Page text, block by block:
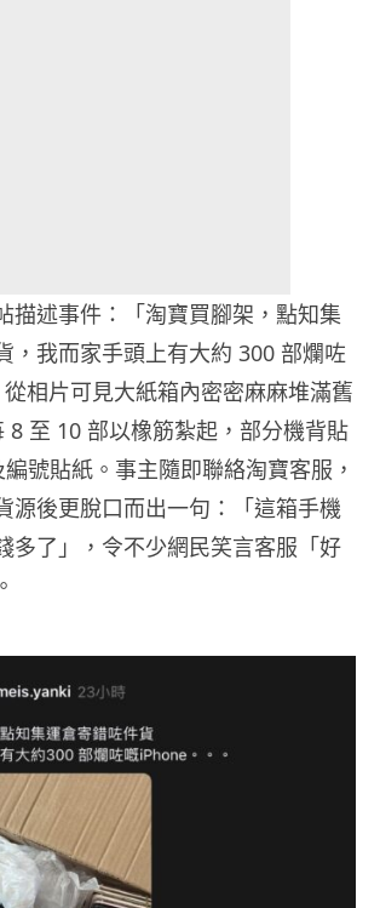
描述事件：「淘寶買腳架，點知集
，我而家手頭上有大約 300 部爛咗
相片可見大紙箱內密密麻麻堆滿舊
8 至 10 部以橡筋紮起，部分機背貼
號貼紙。事主隨即聯絡淘寶客服，
源後更脫口而出一句：「這箱手機
多了」，令不少網民笑言客服「好